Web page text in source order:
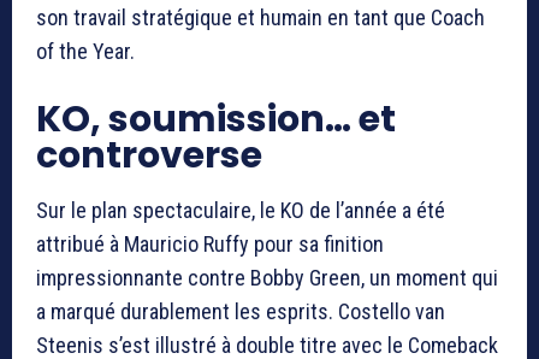
son travail stratégique et humain en tant que Coach
of the Year.
KO, soumission… et
controverse
Sur le plan spectaculaire, le KO de l’année a été
attribué à Mauricio Ruffy pour sa finition
impressionnante contre Bobby Green, un moment qui
a marqué durablement les esprits. Costello van
Steenis s’est illustré à double titre avec le Comeback